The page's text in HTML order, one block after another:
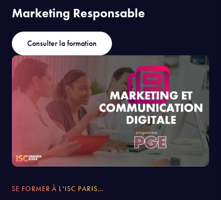
Marketing Responsable
Consulter la formation
SE FORMER À L'ISC PARIS…